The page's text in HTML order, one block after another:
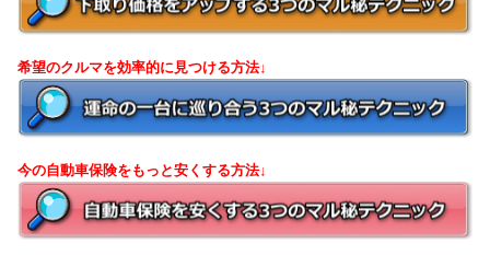
希望のクルマを効率的に見つける方法↓
今の自動車保険をもっと安くする方法↓